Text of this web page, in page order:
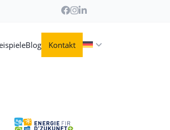
Blog Kontakt